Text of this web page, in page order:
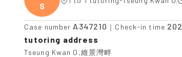
S
Case number A347210 ｜Check-in time
tutoring address
Tseung Kwan O,維景灣畔